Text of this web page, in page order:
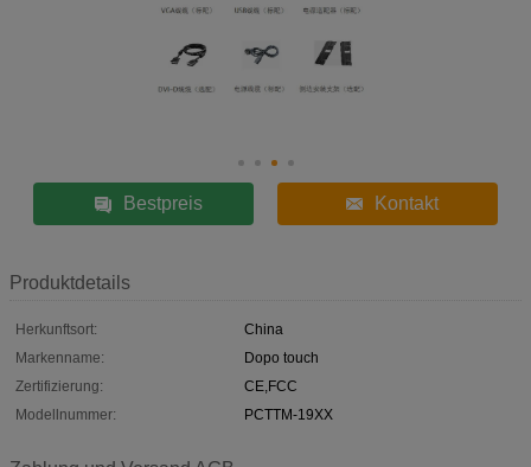
Bestpreis Kontakt
Produktdetails
Herkunftsort:
China
Markenname:
Dopo touch
Zertifizierung:
CE,FCC
Modellnummer:
PCTTM-19XX